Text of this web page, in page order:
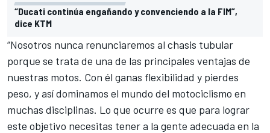
“Ducati continúa engañando y convenciendo a la FIM”,
dice KTM
“Nosotros nunca renunciaremos al chasis tubular
porque se trata de una de las principales ventajas de
nuestras motos. Con él ganas flexibilidad y pierdes
peso, y así dominamos el mundo del motociclismo en
muchas disciplinas. Lo que ocurre es que para lograr
este objetivo necesitas tener a la gente adecuada en la